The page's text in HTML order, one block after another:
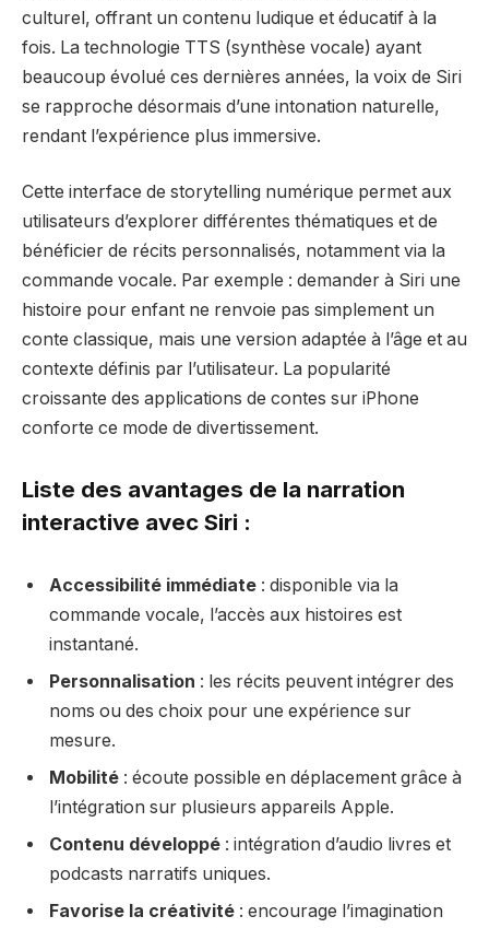
culturel, offrant un contenu ludique et éducatif à la
fois. La technologie TTS (synthèse vocale) ayant
beaucoup évolué ces dernières années, la voix de Siri
se rapproche désormais d’une intonation naturelle,
rendant l’expérience plus immersive.
Cette interface de storytelling numérique permet aux
utilisateurs d’explorer différentes thématiques et de
bénéficier de récits personnalisés, notamment via la
commande vocale. Par exemple : demander à Siri une
histoire pour enfant ne renvoie pas simplement un
conte classique, mais une version adaptée à l’âge et au
contexte définis par l’utilisateur. La popularité
croissante des applications de contes sur iPhone
conforte ce mode de divertissement.
Liste des avantages de la narration
interactive avec Siri :
Accessibilité immédiate : disponible via la
commande vocale, l’accès aux histoires est
instantané.
Personnalisation : les récits peuvent intégrer des
noms ou des choix pour une expérience sur
mesure.
Mobilité : écoute possible en déplacement grâce à
l’intégration sur plusieurs appareils Apple.
Contenu développé : intégration d’audio livres et
podcasts narratifs uniques.
Favorise la créativité : encourage l’imagination